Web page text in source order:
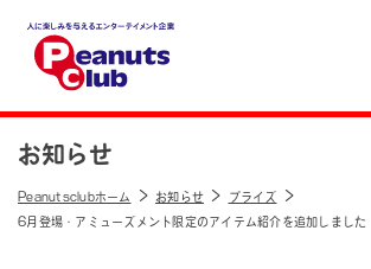
人に楽しみを与えるエ
業 Peanuts club
お知らせ
Peanutsclubホーム お知らせ プライズ
6月登場・アミューズメント限定のアイテム紹介を追加しました